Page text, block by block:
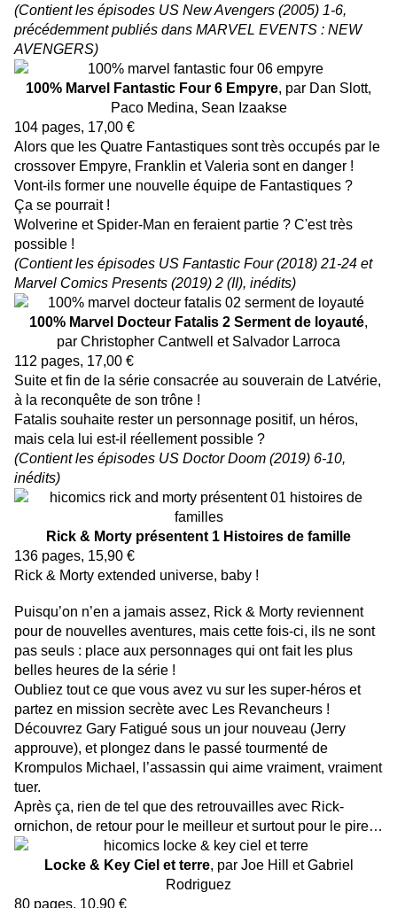
(Contient les épisodes US New Avengers (2005) 1-6,
précédemment publiés dans MARVEL EVENTS : NEW
AVENGERS)
100% Marvel Fantastic Four 6 Empyre, par Dan Slott,
Paco Medina, Sean Izaakse
104 pages, 17,00 €
Alors que les Quatre Fantastiques sont très occupés par le
crossover Empyre, Franklin et Valeria sont en danger !
Vont-ils former une nouvelle équipe de Fantastiques ?
Ça se pourrait !
Wolverine et Spider-Man en feraient partie ? C'est très
possible !
(Contient les épisodes US Fantastic Four (2018) 21-24 et
Marvel Comics Presents (2019) 2 (II), inédits)
100% Marvel Docteur Fatalis 2 Serment de loyauté,
par Christopher Cantwell et Salvador Larroca
112 pages, 17,00 €
Suite et fin de la série consacrée au souverain de Latvérie,
à la reconquête de son trône !
Fatalis souhaite rester un personnage positif, un héros,
mais cela lui est-il réellement possible ?
(Contient les épisodes US Doctor Doom (2019) 6-10,
inédits)
Rick & Morty présentent 1 Histoires de famille
136 pages, 15,90 €
Rick & Morty extended universe, baby !
Puisqu’on n’en a jamais assez, Rick & Morty reviennent
pour de nouvelles aventures, mais cette fois-ci, ils ne sont
pas seuls : place aux personnages qui ont fait les plus
belles heures de la série !
Oubliez tout ce que vous avez vu sur les super-héros et
partez en mission secrète avec Les Revancheurs !
Découvrez Gary Fatigué sous un jour nouveau (Jerry
approuve), et plongez dans le passé tourmenté de
Krompulos Michael, l’assassin qui aime vraiment, vraiment
tuer.
Après ça, rien de tel que des retrouvailles avec Rick-
ornichon, de retour pour le meilleur et surtout pour le pire…
Locke & Key Ciel et terre, par Joe Hill et Gabriel
Rodriguez
80 pages, 10,90 €